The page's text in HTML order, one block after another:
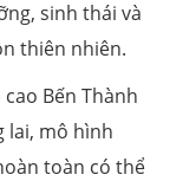
sinh thái và
thiên nhiên.
Bến Thành
lai, mô hình
toàn có thể